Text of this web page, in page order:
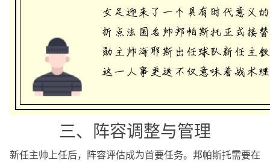
三、阵容调整与管理
新任主帅上任后，阵容评估成为首要任务。邦帕斯托需要在